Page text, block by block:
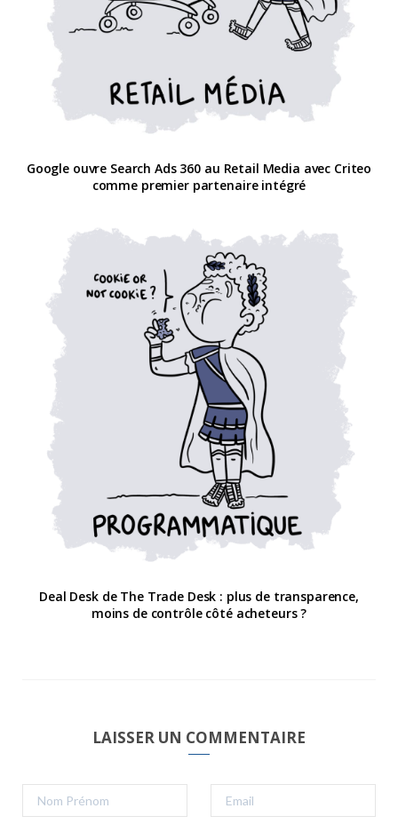
Google ouvre Search Ads 360 au Retail Media avec Criteo
comme premier partenaire intégré
Deal Desk de The Trade Desk : plus de transparence,
moins de contrôle côté acheteurs ?
LAISSER UN COMMENTAIRE